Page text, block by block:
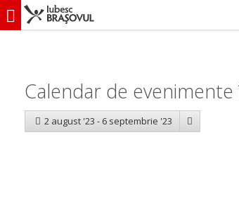
iubescbraşovul.ro
Calendar de
2 august '23 - 6 septembrie '23